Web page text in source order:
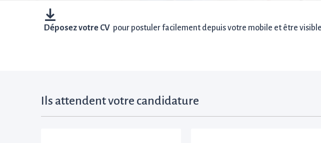
Déposez votre CV pour postuler facilement depuis votre mobile et être
Ils attendent votre candidature